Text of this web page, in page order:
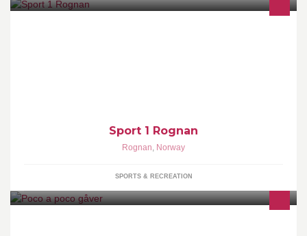
Sport 1 Rognan
Rognan, Norway
SPORTS & RECREATION